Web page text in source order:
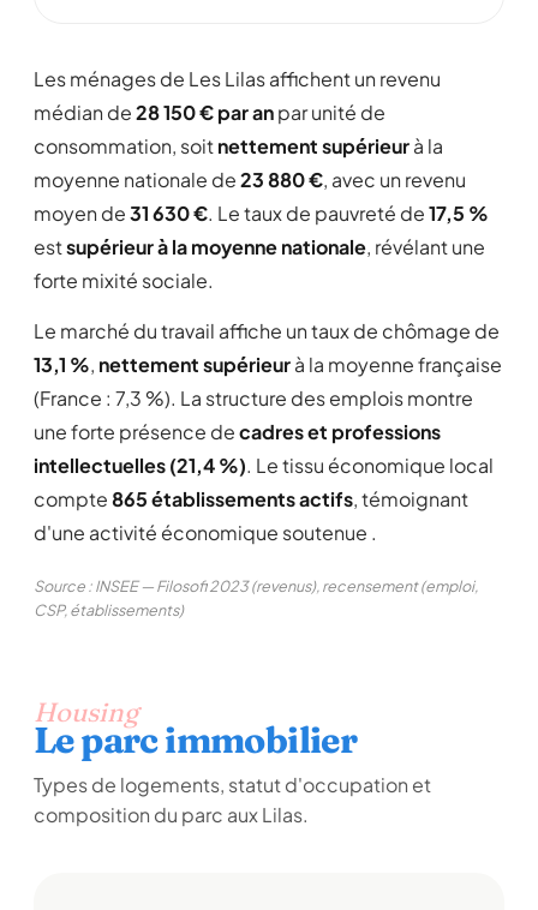
Les ménages de Les Lilas affichent un revenu
médian de28 150 € par anpar unité de
consommation, soitnettement supérieurà la
moyenne nationale de23 880 €, avec un revenu
moyen de31 630 €. Le taux de pauvreté de17,5 %
estsupérieur à la moyenne nationale, révélant une
forte mixité sociale.
Le marché du travail affiche un taux de chômage de
13,1 %, nettement supérieurà la moyenne française
(France : 7,3 %). La structure des emplois montre
une forte présence decadres et professions
intellectuelles (21,4 %). Le tissu économique local
compte865 établissements actifs, témoignant
d'une activité économique soutenue .
Source : INSEE — Filosofi 2023 (revenus), recensement (emploi,
CSP, établissements)
Housing
Le parc immobilier
Types de logements, statut d'occupation et
composition du parc aux Lilas.